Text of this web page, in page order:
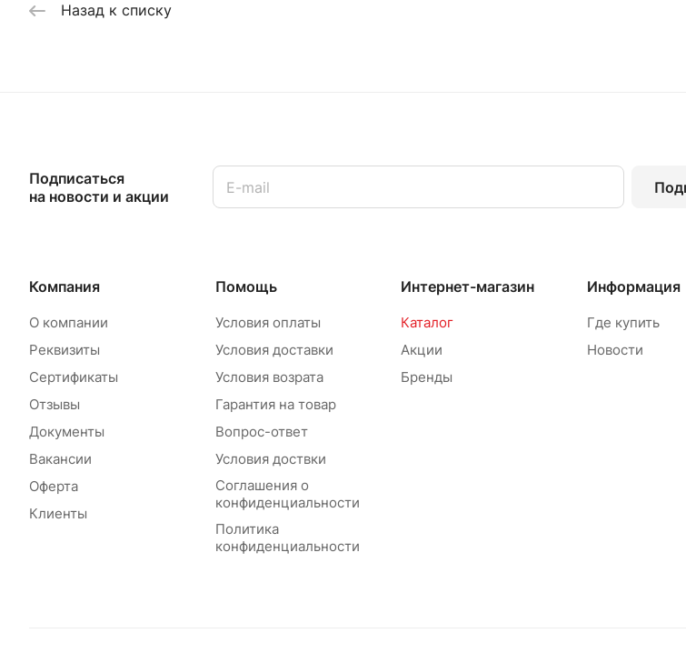
Назад к списку
Подписаться
на новости и акции
Компания
О компании
Реквизиты
Сертификаты
Отзывы
Документы
Вакансии
Оферта
Клиенты
Помощь
Условия оплаты
Условия доставки
Условия возрата
Гарантия на товар
Вопрос-ответ
Условия доствки
Соглашения о
конфиденциальности
Политика
конфиденциальности
Интернет-магазин
Каталог
Акции
Бренды
Информация
Где купить
Новости